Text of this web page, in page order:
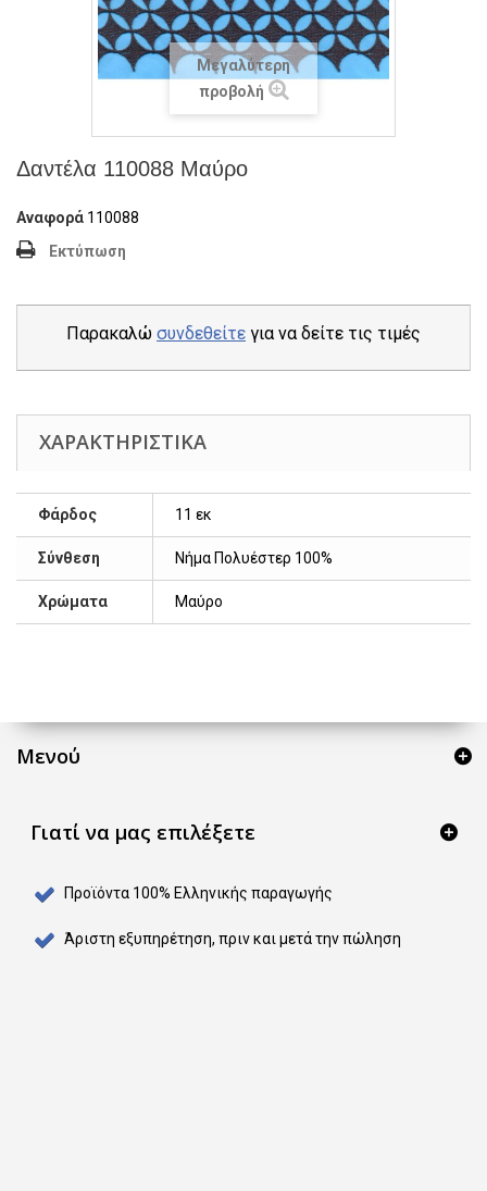
Μεγαλύτερη
προβολή
Δαντέλα 110088 Μαύρο
Αναφορά 110088
Εκτύπωση
Παρακαλώ συνδεθείτε για να δείτε τις τιμές
ΧΑΡΑΚΤΗΡΙΣΤΙΚΆ
Φάρδος 11 εκ
Σύνθεση Νήμα Πολυέστερ 100%
Χρώματα Μαύρο
Μενού
Γιατί να μας επιλέξετε
Προϊόντα 100% Ελληνικής παραγωγής
Άριστη εξυπηρέτηση, πριν και μετά την πώληση